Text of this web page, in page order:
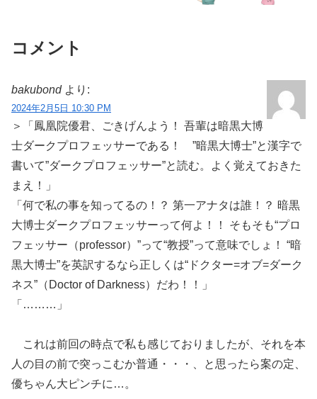
コメント
bakubond より:
2024年2月5日 10:30 PM
＞「鳳凰院優君、ごきげんよう！ 吾輩は暗黒大博
士ダークプロフェッサーである！ ”暗黒大博士”と漢字で
書いて”ダークプロフェッサー”と読む。よく覚えておきた
まえ！」
「何で私の事を知ってるの！？ 第一アナタは誰！？ 暗黒
大博士ダークプロフェッサーって何よ！！ そもそも“プロ
フェッサー（professor）”って“教授”って意味でしょ！ “暗
黒大博士”を英訳するなら正しくは“ドクター=オブ=ダーク
ネス”（Doctor of Darkness）だわ！！」
「………」
これは前回の時点で私も感じておりましたが、それを本
人の目の前で突っこむか普通・・・、と思ったら案の定、
優ちゃん大ピンチに…。